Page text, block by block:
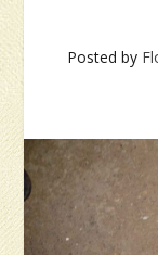
Posted by